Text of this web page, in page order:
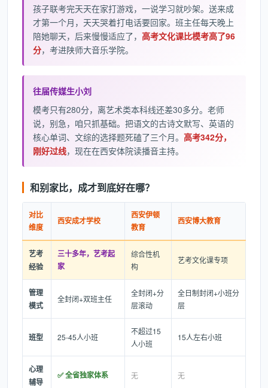
孩子联考完天天在家打游戏，一说学习就吵架。送来成
才第一个月，天天哭着打电话要回家。班主任每天晚上
陪她聊天，后来慢慢适应了， 高考文化课比模考高了96
分，考进陕师大音乐学院。
往届传媒生小刘
模考只有280分，离艺术类本科线还差30多分。老师
说，别急，咱只抓基础。把语文的古诗文默写、英语的
核心单词、文综的选择题死磕了三个月。 高考342分，
刚好过线，现在在西安体院读播音主持。
和别家比，成才到底好在哪？
对比
维度
西安成才学校
西安伊顿
教育
西安博大教育
艺考
经验
三十多年，艺考起
家
综合性机
构
艺考文化课专项
管理
模式
全封闭+双班主任
全封闭+分
层滚动
全日制封闭+小班分
层
班型 25-45人小班
不超过15
人小班
15人左右小班
心理
辅导
✅ 全省独家体系 无 无